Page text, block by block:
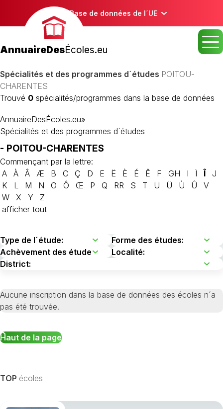
Base de données de l´UE
AnnuaireDesÉcoles.eu
Spécialités et des programmes d´études POITOU-
CHARENTES
Trouvé 0 spécialités/programmes dans la base de données
AnnuaireDesÉcoles.eu»
Spécialités et des programmes d´études
- POITOU-CHARENTES
Commençant par la lettre:
A
À Â Æ B C Ç D E Ë È É Ê F GH I Ï Î
J
K
L M N O Ô Œ P Q RR S T U Ü Ù Û
V
W
X Y
Z
afficher tout
Aucune inscription dans la base de données des écoles n´a
pas été trouvée.
Haut de la page
TOP écoles